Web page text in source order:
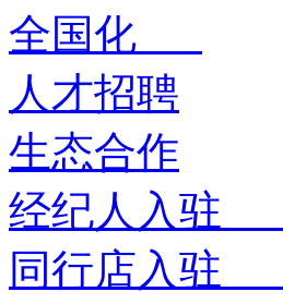
全国化
人才招聘
生态合作
经纪人入驻
同行店入驻